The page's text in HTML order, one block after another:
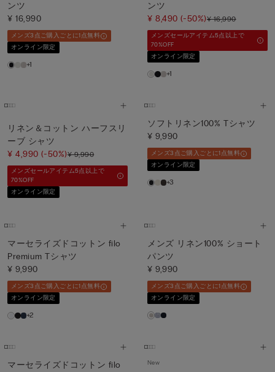
ンツ
¥ 16,990
メンズ3点ご購入ごとに1点無料
オンライン限定
+1
ンツ
¥ 8,490(-50%)¥ 16,990
メンズセールアイテム5点以上で
70%OFF
オンライン限定
+1
リネン＆コットン ハーフスリ
ーブ シャツ
¥ 4,990(-50%)¥ 9,990
メンズセールアイテム5点以上で
70%OFF
オンライン限定
ソフトリネン100% Tシャツ
¥ 9,990
メンズ3点ご購入ごとに1点無料
オンライン限定
+3
マーセライズドコットン filo
Premium Tシャツ
¥ 9,990
メンズ3点ご購入ごとに1点無料
オンライン限定
+2
メンズ リネン100% ショート
パンツ
¥ 9,990
メンズ3点ご購入ごとに1点無料
オンライン限定
マーセライズドコットン filo
New